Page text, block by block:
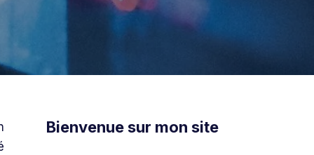
Bienvenue sur mon site